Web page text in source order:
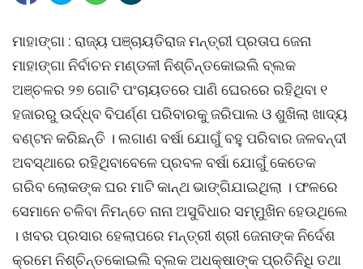
ମାହାଙ୍ଗା : ରାଜ୍ୟ ପଞ୍ଚାୟତିରାଜ ମନ୍ତ୍ରୀ ପ୍ରତାପ ଜେନା
ମାହାଙ୍ଗା ନିର୍ବାଚନ ମଣ୍ଡଳୀ ନିଶ୍ଚିନ୍ତକୋଇଲି ବ୍ଲକ
ଅଞ୍ଚଳର ୨୭ ଗୋଟି ପଂଚାୟତରେ ପାଣି ଘେରରେ ରହିଥିବା ୧
ହଜାରରୁ ଉର୍ଦ୍ଧ୍ବ ବିପର୍ଣ୍ଣ ପରିବାରକୁ ଜରିପାଲ ଓ ଶୁଖିଲା ଖାଦ୍ୟ
ବଣ୍ଟନ କରିଛନ୍ତି । ଲଗାଣ ବର୍ଷା ଯୋଗୁଁ ବହୁ ପରିବାର ଜଳବନ୍ଦୀ
ଅବସ୍ଥାରେ ରହିଥିବାବେଳେ ପ୍ରବଳ ବର୍ଷା ଯୋଗୁଁ କେତେକ
ଗରିବ ଲୋକଙ୍କ ଘର ମାଟି କାନ୍ଥ ଭାଙ୍ଗିଯାଇଥିଲା । ଫଳରେ
ସେମାନେ ଚଳିବା ନିମନ୍ତେ ନାନା ଅସୁବିଧାର ସମ୍ମୁଖିନ ହେଉଥିଲେ
। ଖବର ପ୍ରସାର ହେଲାପରେ ମନ୍ତ୍ରୀ ଶ୍ରୀ ଜେନାଙ୍କ ନିର୍ଦେଶ
କ୍ରମେ ନିଶ୍ଚିନ୍ତକୋଇଲି ବ୍ଲକ ଅଧକ୍ଷାଙ୍କ ପ୍ରତିନିଧି ତଥା